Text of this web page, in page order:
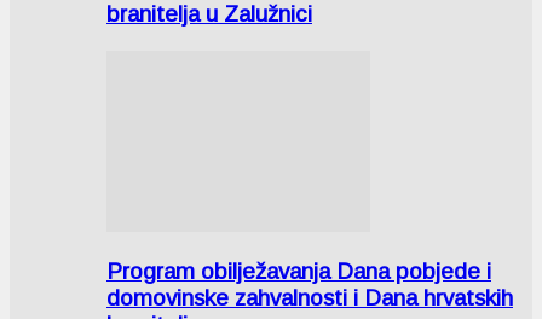
branitelja u Zalužnici
Program obilježavanja Dana pobjede i
domovinske zahvalnosti i Dana hrvatskih